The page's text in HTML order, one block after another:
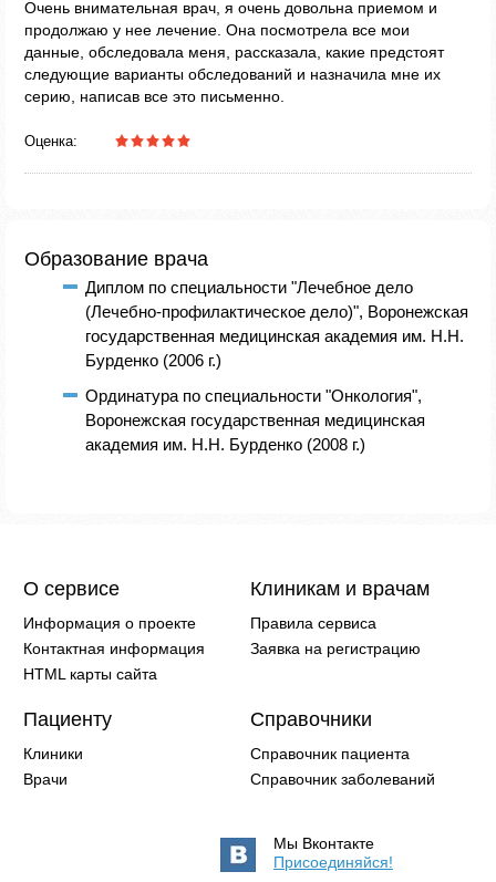
Очень внимательная врач, я очень довольна приемом и
продолжаю у нее лечение. Она посмотрела все мои
данные, обследовала меня, рассказала, какие предстоят
следующие варианты обследований и назначила мне их
серию, написав все это письменно.
Оценка:
Образование врача
Диплом по специальности "Лечебное дело
(Лечебно-профилактическое дело)", Воронежская
государственная медицинская академия им. Н.Н.
Бурденко (2006 г.)
Ординатура по специальности "Онкология",
Воронежская государственная медицинская
академия им. Н.Н. Бурденко (2008 г.)
О сервисе
Информация о проекте
Контактная информация
HTML карты сайта
Клиникам и врачам
Правила сервиса
Заявка на регистрацию
Пациенту
Клиники
Врачи
Справочники
Справочник пациента
Справочник заболеваний
Мы Вконтакте
Присоединяйся!